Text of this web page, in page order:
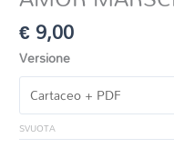
€9,00
Versione
SVUOTA